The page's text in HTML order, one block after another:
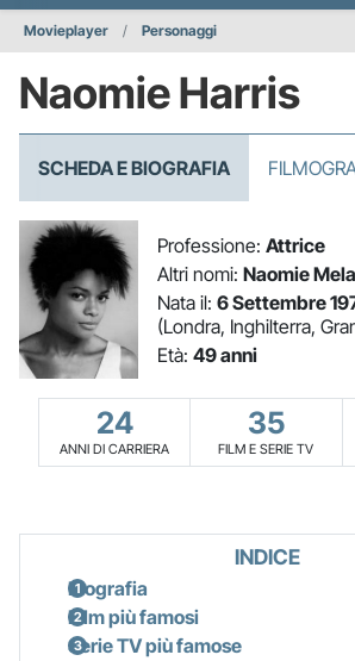
Movieplayer Personaggi
Naomie Harris
SCHEDA E BIOGRAFIA
Professione: Attrice
Altri nomi: Naomie
Nata il: 6 Settembre
(Londra, Inghilterra,
Età: 49 anni
24
ANNI DI CARRIERA
35
FILM E SERIE TV
INDICE
Biografia
Film più famosi
Serie TV più famose